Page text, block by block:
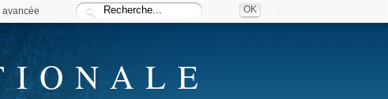
avancée